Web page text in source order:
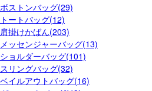
ボストンバッグ(29)
トートバッグ(12)
肩掛けかばん(203)
メッセンジャーバッグ(13)
ショルダーバッグ(101)
スリングバッグ(32)
ベイルアウトバッグ(16)